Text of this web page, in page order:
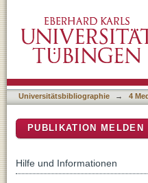
force absorption
Universitätsbibliographie → 4
PUBLIKATION MELDEN
Hilfe und Informationen